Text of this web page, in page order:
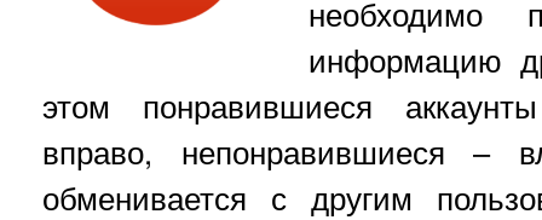
необходимо
информацию
этом понравившиеся
вправо, непонравившиеся –
обменивается с другим